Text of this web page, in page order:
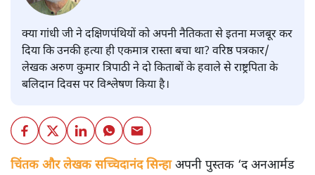
क्या गांधी जी ने दक्षिणपंथियों को अपनी नैतिकता से इतना मजबूर कर
दिया कि उनकी हत्या ही एकमात्र रास्ता बचा था? वरिष्ठ पत्रकार/
लेखक अरुण कुमार त्रिपाठी ने दो किताबों के हवाले से राष्ट्रपिता के
बलिदान दिवस पर विश्लेषण किया है।
चिंतक और लेखक सच्चिदानंद सिन्हाअपनी पुस्तक ‘द अनआर्मड